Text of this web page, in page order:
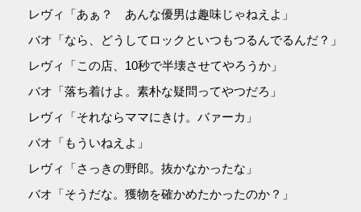
レヴィ「あぁ？ あんな優男は趣味じゃねえよ」
バオ「なら、どうしてロックといつもつるんでるんだ？」
レヴィ「この店、10秒で半壊させてやろうか」
バオ「落ち着けよ。素朴な疑問ってやつだろ」
レヴィ「それならママにきけ。バァーカ」
バオ「もういねえよ」
レヴィ「さっきの野郎。抜かなかったな」
バオ「そうだな。獲物を確かめたかったのか？」